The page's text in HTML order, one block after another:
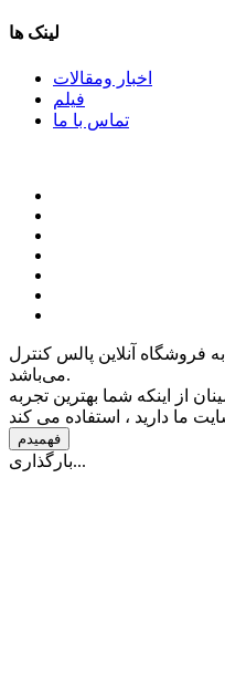
لینک ها
اخبار ومقالات
فیلم
تماس با ما
فروشگاه آنلاین پالس کنترل
می‌باشد.
از اینکه شما بهترین تجربه
فهمیدم
بارگذاری...